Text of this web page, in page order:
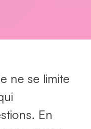
ne se limite
En